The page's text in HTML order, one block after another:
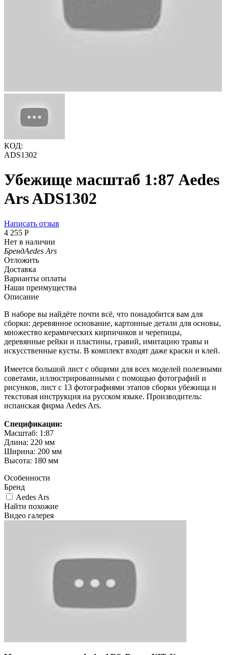
КОД:
ADS1302
Убежище масштаб 1:87 Aedes
Ars ADS1302
Написать отзыв
4 255 Р
Нет в наличии
БрендAedes Ars
Отложить
Доставка
Варианты оплаты
Наши преимущества
Описание
В наборе вы найдёте почти всё, что понадобится вам для
сборки: деревянное основание, картонные детали для основы,
множество керамических кирпичиков и черепицы,
деревянные рейки и пластины, гравий, имитацию травы и
искусственные кусты. В комплект входят даже краски и клей.
Имеется большой лист с общими для всех моделей полезными
советами, иллюстрированными с помощью фотографий и
рисунков, лист с 13 фотографиями этапов сборки убежища и
текстовая инструкция на русском языке. Производитель:
испанская фирма Aedes Ars.
Спецификации:
Масштаб: 1:87
Длина: 220 мм
Ширина: 200 мм
Высота: 180 мм
Особенности
Бренд
Aedes Ars
Найти похожие
Видео галерея